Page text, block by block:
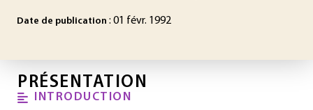
Date de publication : 01 févr. 1992
PRÉSENTATION
INTRODUCTION